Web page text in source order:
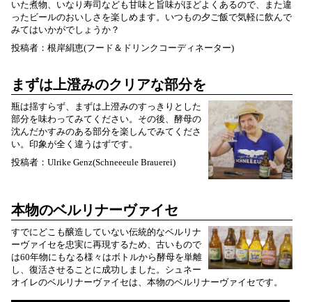
いた煮物、いなり寿司なども甘味と旨味がほどよくあるので、また違
ったビールのおいしさを楽しめます。いつもの夕ご飯で気軽に飲んで
みてはいかがでしょうか？
投稿者：根岸絹恵(フード＆ドリンクコーディネーター)
まずは上澄みのクリアな部分を
瓶は揺すらず、まずは上澄みのすっきりとした
部分を味わってみてください。その後、酵母の
沈んだかすみのある部分を楽しんでみてくださ
い。印象が全く違うはずです。
投稿者：Ulrike Genz(Schneeeule Brauerei)
本物のベルリナーヴァイセ
すでにどこも醸造していない伝統的なベルリナ
ーヴァイセを忠実に再現するため、古いもので
は60年物にもなる様々はボトルから酵母を単離
し、復活させることに成功しました。シュネー
オイレのベルリナーヴァイセは、本物のベルリナーヴァイセです。